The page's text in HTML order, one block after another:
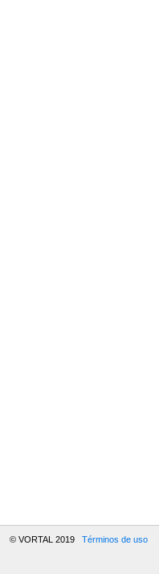
© VORTAL 2019 Términos de uso